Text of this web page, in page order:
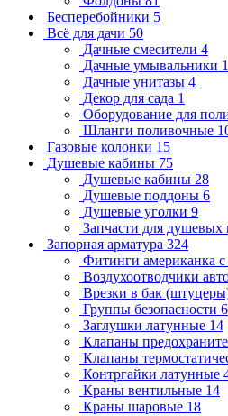
Бесперебойники 5
Всё для дачи 50
Дачные смесители 4
Дачные умывальники
Дачные унитазы 4
Декор для сада 1
Оборудование для
Шланги поливочные
Газовые колонки 15
Душевые кабины 75
Душевые кабины 28
Душевые поддоны 6
Душевые уголки 9
Запчасти для душевых
Запорная арматура 324
Фитинги американка
Воздухоотводчики
Врезки в бак
Группы безопасности 6
Заглушки латунные 14
Клапаны
Клапаны
Контргайки латунные
Краны вентильные 14
Краны шаровые 18